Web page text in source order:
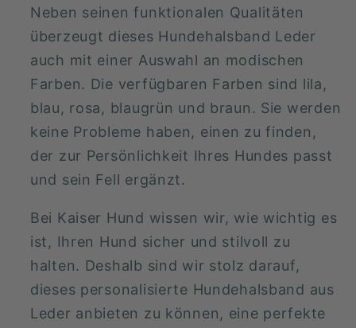
Neben seinen funktionalen Qualitäten
überzeugt dieses Hundehalsband Leder
auch mit einer Auswahl an modischen
Farben. Die verfügbaren Farben sind lila,
blau, rosa, blaugrün und braun. Sie werden
keine Probleme haben, einen zu finden,
der zur Persönlichkeit Ihres Hundes passt
und sein Fell ergänzt.
Bei Kaiser Hund wissen wir, wie wichtig es
ist, Ihren Hund sicher und stilvoll zu
halten. Deshalb sind wir stolz darauf,
dieses personalisierte Hundehalsband aus
Leder anbieten zu können, eine perfekte